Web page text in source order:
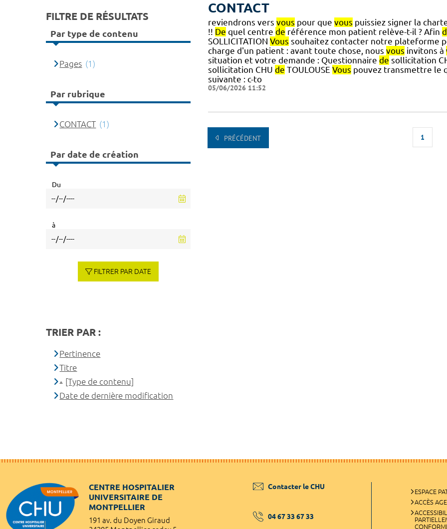
CONTACT
reviendrons vers vous pour que vous puissiez signer la
!! De quel centre de référence mon patient relève-t-il ? Afin
SOLLICITATION Vous souhaitez contacter notre plateforme
charge d'un patient : avant toute chose, nous vous invitons à
situation et votre demande : Questionnaire de sollicitation
sollicitation CHU de TOULOUSE Vous pouvez transmettre le
suivante : c-to
05/06/2026 11:52
PRÉCÉDENT 1
FILTRE DE RÉSULTATS
Par type de contenu
Pages (1)
Par rubrique
CONTACT (1)
Par date de création
Du
à
FILTRER PAR DATE
TRIER PAR :
Pertinence
Titre
[Type de contenu]
Date de dernière modification
CENTRE HOSPITALIER
UNIVERSITAIRE DE
MONTPELLIER
191 av. du Doyen Giraud
Contacter le CHU
04 67 33 67 33
ESPACE
ACCÈS